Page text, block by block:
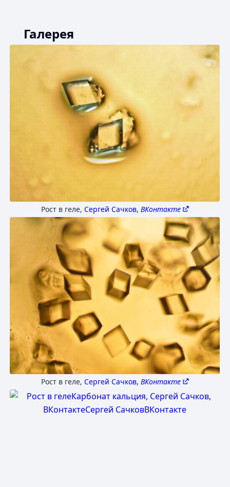
Галерея
Рост в геле, Сергей Сачков, ВКонтакте
Рост в геле, Сергей Сачков, ВКонтакте